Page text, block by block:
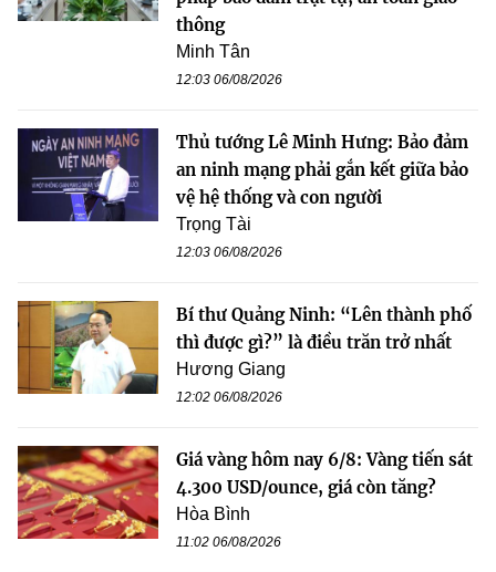
thông
Minh Tân
12:03 06/08/2026
Thủ tướng Lê Minh Hưng: Bảo đảm
an ninh mạng phải gắn kết giữa bảo
vệ hệ thống và con người
Trọng Tài
12:03 06/08/2026
Bí thư Quảng Ninh: “Lên thành phố
thì được gì?” là điều trăn trở nhất
Hương Giang
12:02 06/08/2026
Giá vàng hôm nay 6/8: Vàng tiến sát
4.300 USD/ounce, giá còn tăng?
Hòa Bình
11:02 06/08/2026